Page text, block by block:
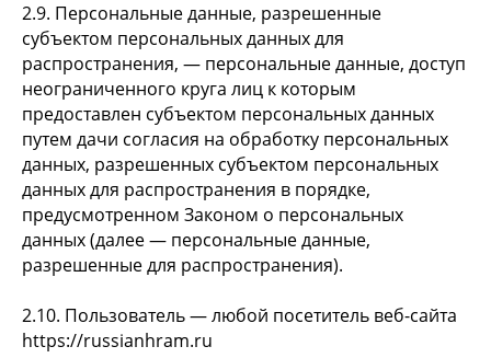
2.9. Персональные данные, разрешенные
субъектом персональных данных для
распространения, — персональные данные, доступ
неограниченного круга лиц к которым
предоставлен субъектом персональных данных
путем дачи согласия на обработку персональных
данных, разрешенных субъектом персональных
данных для распространения в порядке,
предусмотренном Законом о персональных
данных (далее — персональные данные,
разрешенные для распространения).
2.10. Пользователь — любой посетитель веб-сайта
https://russianhram.ru